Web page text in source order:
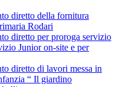
diretto della fornitura
Rodari
diretto per proroga servizio
Junior on-site e per
diretto di lavori messa in
“ Il giardino